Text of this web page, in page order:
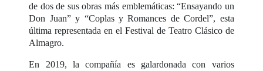
de dos de sus obras más emblemáticas: “Ensayando un
Don Juan” y “Coplas y Romances de Cordel”, esta
última representada en el Festival de Teatro Clásico de
Almagro.
En 2019, la compañía es galardonada con varios